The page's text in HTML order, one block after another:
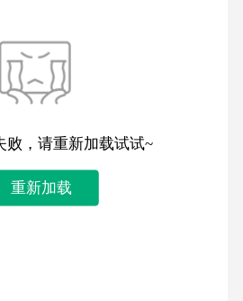
败，请重新加载试试~
重新加载